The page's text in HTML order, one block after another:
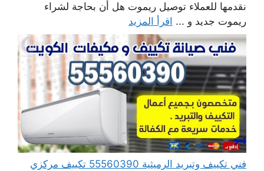
نقدمها للعملاء توصيل ريموت هل أن بحاجة لشراء
ريموت جديد و ... اقرأ المزيد
فني تكييف وتبريد الرميثية 55560390 تكييف مركزي